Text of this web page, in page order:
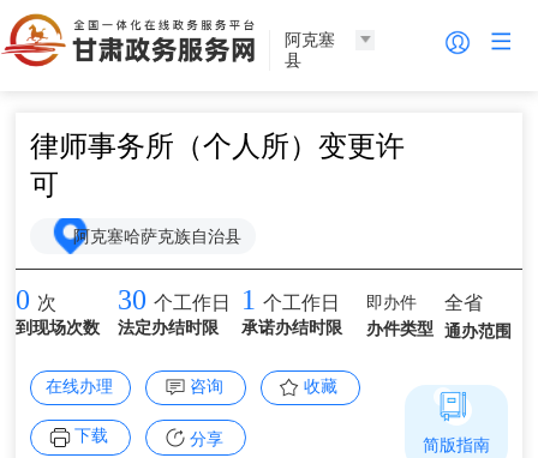
阿克塞
县
律师事务所（个人所）变更许
可
阿克塞哈萨克族自治县
0 次
到现场次数
30 个工作日
法定办结时限
1 个工作日
承诺办结时限
即办件
办件类型
全省
通办范围
在线办理 咨询 收藏
下载 分享 简版指南